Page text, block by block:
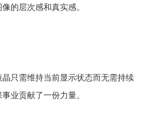
的层次感和真实感。
只需维持当前显示状态而无需持续
业贡献了一份力量。